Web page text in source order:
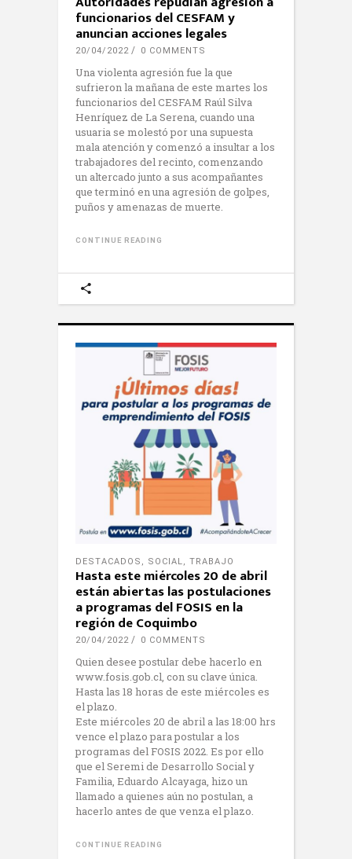
funcionarios del CESFAM y
anuncian acciones legales
20/04/2022 0 COMMENTS
Una violenta agresión fue la que
sufrieron la mañana de este martes los
funcionarios del CESFAM Raúl Silva
Henríquez de La Serena, cuando una
usuaria se molestó por una supuesta
mala atención y comenzó a insultar a los
trabajadores del recinto, comenzando
un altercado junto a sus acompañantes
que terminó en una agresión de golpes,
puños y amenazas de muerte.
CONTINUE READING
DESTACADOS , SOCIAL, TRABAJO
Hasta este miércoles 20 de abril
están abiertas las postulaciones
a programas del FOSIS en la
región de Coquimbo
20/04/2022 0 COMMENTS
Quien desee postular debe hacerlo en
www.fosis.gob.cl, con su clave única.
Hasta las 18 horas de este miércoles es
el plazo.
Este miércoles 20 de abril a las 18:00 hrs
vence el plazo para postular a los
programas del FOSIS 2022. Es por ello
que el Seremi de Desarrollo Social y
Familia, Eduardo Alcayaga, hizo un
llamado a quienes aún no postulan, a
hacerlo antes de que venza el plazo.
CONTINUE READING